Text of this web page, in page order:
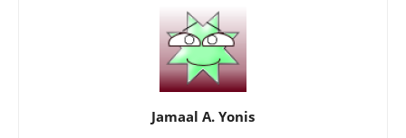
Jamaal A. Yonis